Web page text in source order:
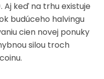
keď na trhu existuje
budúceho halvingu
cien novej ponuky
silou troch